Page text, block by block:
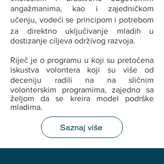
angažmanima, kao i zajedničkom
učenju, vodeći se principom i potrebom
za direktno uključivanje mladih u
dostizanje ciljeva održivog razvoja.
Riječ je o programu u koji su pretočena
iskustva volontera koji su više od
deceniju radili na na sličnim
volonterskim programima, zajedno sa
željom da se kreira model podrške
mladima.
Saznaj više